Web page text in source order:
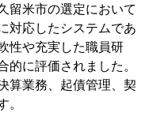
留米市の選定において
対応したシステムであ
性や充実した職員研
的に評価されました。
算業務、起債管理、契
。